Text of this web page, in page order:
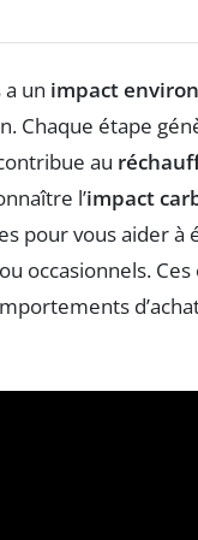
un impact
Chaque étape
au
l’impact
pour vous aider à
ou occasionnels.